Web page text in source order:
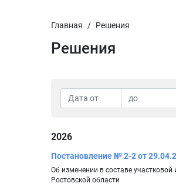
Главная / Решения
Решения
2026
Постановление № 2-2 от
Об изменении в составе
Ростовской области